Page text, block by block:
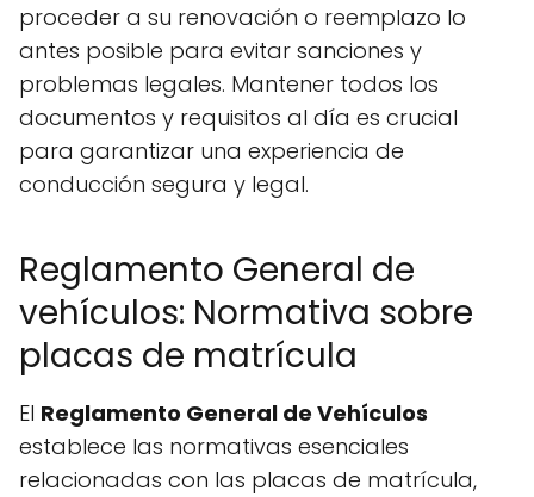
proceder a su renovación o reemplazo lo
antes posible para evitar sanciones y
problemas legales. Mantener todos los
documentos y requisitos al día es crucial
para garantizar una experiencia de
conducción segura y legal.
Reglamento General de
vehículos: Normativa sobre
placas de matrícula
El Reglamento General de Vehículos
establece las normativas esenciales
relacionadas con las placas de matrícula,